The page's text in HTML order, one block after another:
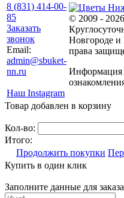
8 (831) 414-00-
85
Заказать
звонок
Email:
admin@sbuket-
nn.ru
Наш Instagram
© 2009 - 2026
Новгороде и
права
Информация
Товар добавлен в корзину
Кол-во:
Итого:
Продолжить покупки
Купить в один клик
Заполните данные для заказа